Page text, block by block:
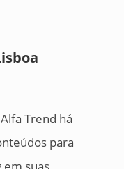
Trend há
para